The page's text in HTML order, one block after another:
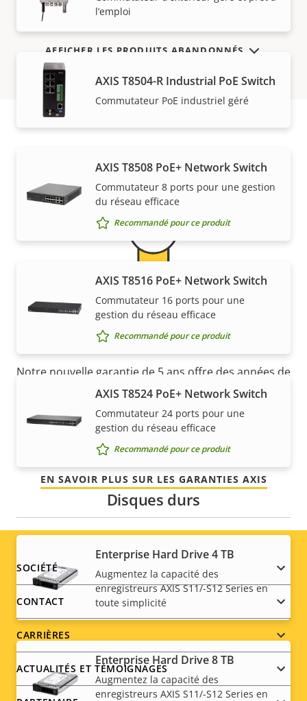
l’emploi
AXIS T8504-R Industrial PoE Switch
Commutateur PoE industriel géré
AXIS T8508 PoE+ Network Switch
Commutateur 8 ports pour une gestion
du réseau efficace
Recommandé pour ce produit
AXIS T8516 PoE+ Network Switch
Commutateur 16 ports pour une
gestion du réseau efficace
Recommandé pour ce produit
AXIS T8524 PoE+ Network Switch
Commutateur 24 ports pour une
gestion du réseau efficace
Recommandé pour ce produit
Disques durs
Enterprise Hard Drive 4 TB
Augmentez la capacité des
enregistreurs AXIS S11/-S12 Series en
toute simplicité
Enterprise Hard Drive 8 TB
Augmentez la capacité des
enregistreurs AXIS S11/-S12 Series en
AFFICHER LES PRODUITS ABANDONNÉS
Garantie
5 ans de garantie pour plus
de tranquillité d'esprit
Notre nouvelle garantie de 5 ans offre des années de
propriété sans problème et permet de contrôler les
coûts. En outre, rien n'est caché dans les petits
caractères, vous obtenez exactement ce que nous
EN SAVOIR PLUS SUR LES GARANTIES AXIS
Footer
menu
SOCIÉTÉ
CONTACT
CARRIÈRES
ACTUALITÉS ET TÉMOIGNAGES